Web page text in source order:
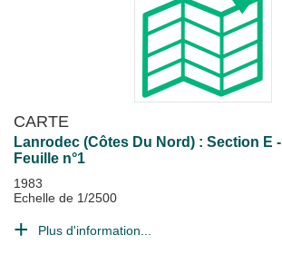
CARTE
Lanrodec (Côtes Du Nord) : Section E -
Feuille n°1
1983
Echelle de 1/2500
Plus d'information...